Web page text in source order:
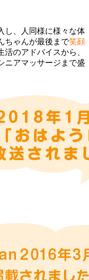
し、人同様に様々な体
ちゃんが最後まで笑顔
のアドバイスから、
ニアマッサージまで盛